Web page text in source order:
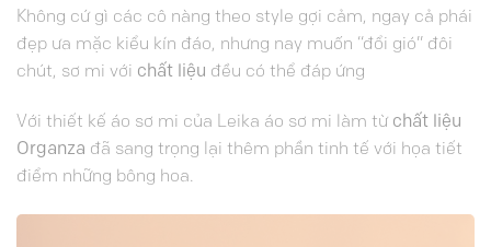
Không cứ gì các cô nàng theo style gợi cảm, ngay cả phái
đẹp ưa mặc kiểu kín đáo, nhưng nay muốn “đổi gió” đôi
chút, sơ mi với chất liệu đều có thể đáp ứng
Với thiết kế áo sơ mi của Leika áo sơ mi làm từ chất liệu
Organza đã sang trọng lại thêm phần tinh tế với họa tiết
điểm những bông hoa.